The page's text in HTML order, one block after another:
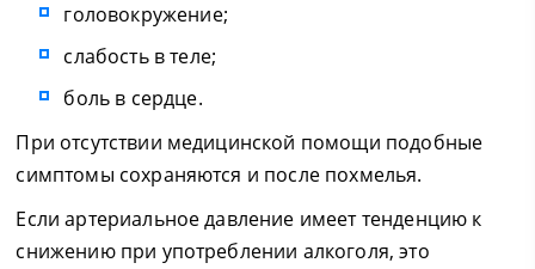
головокружение;
слабость в теле;
боль в сердце.
При отсутствии медицинской помощи подобные
симптомы сохраняются и после похмелья.
Если артериальное давление имеет тенденцию к
снижению при употреблении алкоголя, это